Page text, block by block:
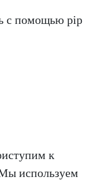
с помощью pip
к
используем